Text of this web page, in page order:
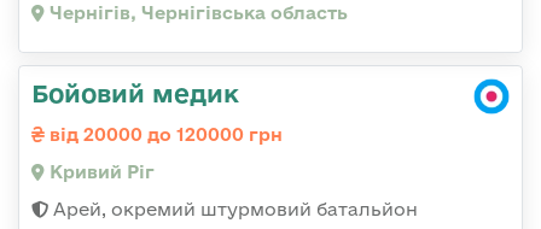
Чернігів, Чернігівська область
Бойовий медик
від 20000 до 120000 грн
Кривий Ріг
Арей, окремий штурмовий батальйон